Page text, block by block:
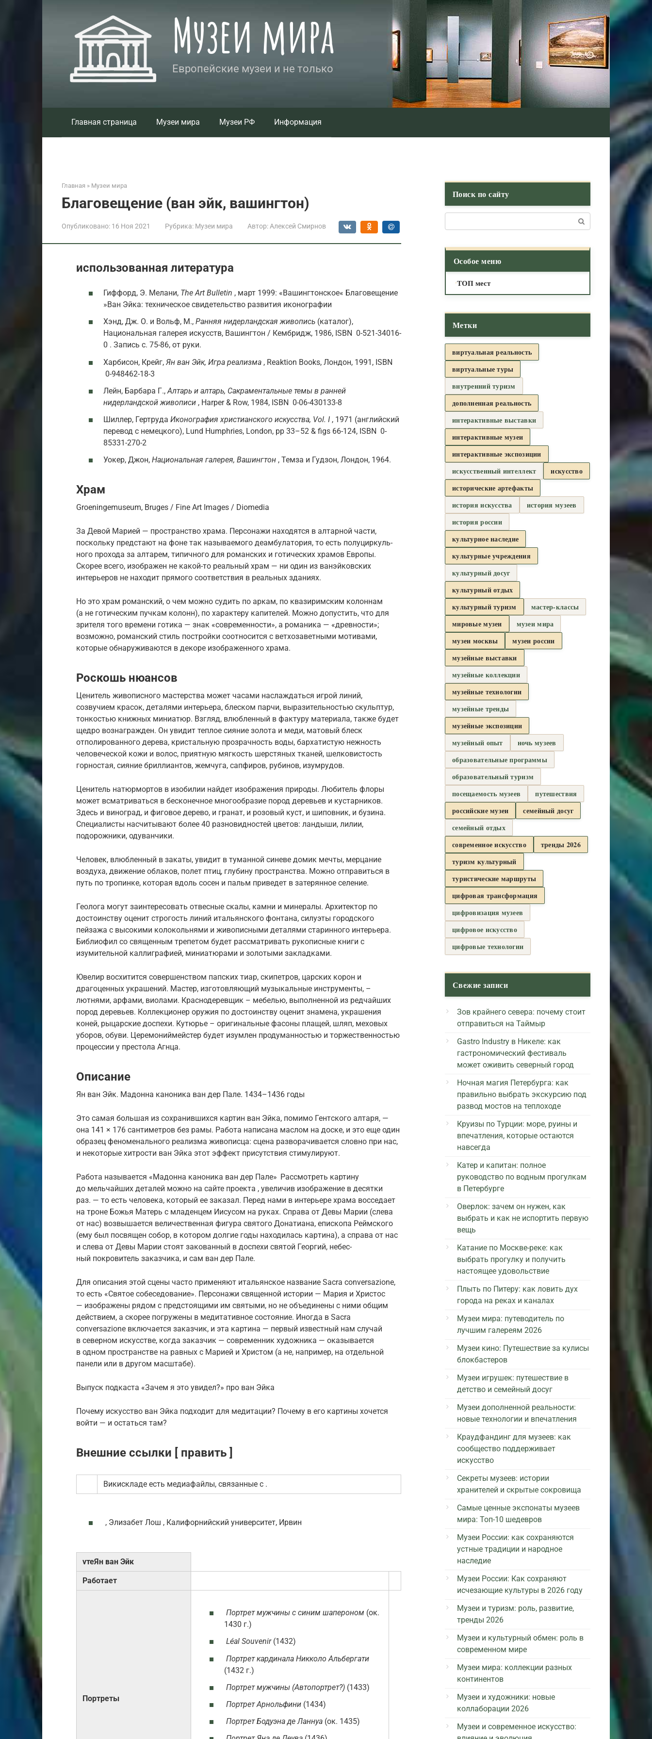
Музеи мира
Европейские музеи и не только
Главная страница Музеи мира Музеи РФ Информация
Главная » Музеи мира
Благовещение (ван эйк, вашингтон)
Опубликовано: 16 Ноя 2021 Рубрика: Музеи мира Автор: Алексей Смирнов
использованная литература
Гиффорд, Э. Мелани, The Art Bulletin , март 1999: «Вашингтонское« Благовещение
»Ван Эйка: техническое свидетельство развития иконографии
Хэнд, Дж. О. и Вольф, М., Ранняя нидерландская живопись (каталог),
Национальная галерея искусств, Вашингтон / Кембридж, 1986, ISBN 0-521-34016-
0 . Запись с. 75-86, от руки.
Харбисон, Крейг, Ян ван Эйк, Игра реализма , Reaktion Books, Лондон, 1991, ISBN
0-948462-18-3
Лейн, Барбара Г., Алтарь и алтарь, Сакраментальные темы в ранней
нидерландской живописи , Harper & Row, 1984, ISBN 0-06-430133-8
Шиллер, Гертруда Иконография христианского искусства, Vol. I , 1971 (английский
перевод с немецкого), Lund Humphries, London, pp 33–52 & figs 66-124, ISBN 0-
85331-270-2
Уокер, Джон, Национальная галерея, Вашингтон , Темза и Гудзон, Лондон, 1964.
Храм
Groeningemuseum, Bruges / Fine Art Images / Diomedia
За Девой Марией — пространство храма. Персо­нажи находятся в алтарной части,
поскольку предстают на фоне так называ­емого деамбулато­рия, то есть полуцир­куль­
ного прохода за алтарем, типичного для романских и готических храмов Европы.
Скорее всего, изображен не какой-то реаль­ный храм — ни один из ванэйковских
интерьеров не находит прямого соответствия в реальных зданиях.
Но это храм романский, о чем можно судить по аркам, по квазиримским колон­нам
(а не готи­ческим пучкам колонн), по харак­теру капителей. Можно допустить, что для
зрителя того времени готика — знак «совре­менности», а романика — «древности»;
возможно, романский стиль постройки соотносится с ветхозаветными мотивами,
которые обнаруживаются в декоре изображен­ного храма.
Роскошь нюансов
Ценитель живописного мастерства может часами наслаждаться игрой линий,
созвучием красок, деталями интерьера, блеском парчи, выразительностью скульптур,
тонкостью книжных миниатюр. Взгляд, влюбленный в фактуру материала, также будет
щедро вознагражден. Он увидит теплое сияние золота и меди, матовый блеск
отполированного дерева, кристальную прозрачность воды, бархатистую нежность
человеческой кожи и волос, приятную мягкость шерстяных тканей, шелковистость
горностая, сияние бриллиантов, жемчуга, сапфиров, рубинов, изумрудов.
Ценитель натюрмортов в изобилии найдет изображения природы. Любитель флоры
может всматриваться в бесконечное многообразие пород деревьев и кустарников.
Здесь и виноград, и фиговое дерево, и гранат, и розовый куст, и шиповник, и бузина.
Специалисты насчитывают более 40 разновидностей цветов: ландыши, лилии,
подорожники, одуванчики.
Человек, влюбленный в закаты, увидит в туманной синеве домик мечты, мерцание
воздуха, движение облаков, полет птиц, глубину пространства. Можно отправиться в
путь по тропинке, которая вдоль сосен и пальм приведет в затерянное селение.
Геолога могут заинтересовать отвесные скалы, камни и минералы. Архитектор по
достоинству оценит строгость линий итальянского фонтана, силуэты городского
пейзажа с высокими колокольнями и живописными деталями старинного интерьера.
Библиофил со священным трепетом будет рассматривать рукописные книги с
изумительной каллиграфией, миниатюрами и золотыми закладками.
Ювелир восхитится совершенством папских тиар, скипетров, царских корон и
драгоценных украшений. Мастер, изготовляющий музыкальные инструменты, –
лютнями, арфами, виолами. Краснодеревщик – мебелью, выполненной из редчайших
пород деревьев. Коллекционер оружия по достоинству оценит знамена, украшения
коней, рыцарские доспехи. Кутюрье – оригинальные фасоны плащей, шляп, меховых
уборов, обуви. Церемониймейстер будет изумлен продуманностью и торжественностью
процессии у престола Агнца.
Описание
Ян ван Эйк. Мадонна каноника ван дер Пале. 1434–1436 годы
Это самая большая из сохра­нив­шихся картин ван Эйка, поми­мо Гент­ско­го алтаря, —
она 141 × 176 сантиметров без рамы. Работа написана мас­лом на доске, и это еще один
образец феноменального реализма живописца: сцена разворачивается словно при нас,
и некоторые хитрости ван Эйка этот эффект присутствия стимулируют.
Работа называется «Мадонна каноника ван дер Пале» Рассмотреть картину
до мельчайших деталей можно на сайте проекта , увеличив изображение в десятки
раз. — то есть чело­века, который ее заказал. Перед нами в интерьере храма восседает
на троне Божья Матерь с младенцем Иисусом на руках. Справа от Девы Марии (слева
от нас) возвы­шается величественная фигура святого Донатиана, еписко­па Реймского
(ему был посвящен собор, в котором долгие годы находилась кар­тина), а справа от нас
и слева от Девы Марии стоят закованный в доспехи свя­той Георгий, небес­
ный покровитель заказчика, и сам ван дер Пале.
Для описания этой сцены часто применяют итальянское название Sacra conversazione,
то есть «Святое собеседование». Персонажи священной исто­рии — Мария и Христос
— изображены рядом с предстоящими им святы­ми, но не объединены с ними общим
действием, а скорее погружены в меди­татив­ное состояние. Иногда в Sacra
conversazione включается заказчик, и эта картина — первый известный нам случай
в северном искусстве, когда заказчик — совре­менник худож­ника — оказывается
в одном пространстве на равных с Марией и Христом (а не, например, на отдельной
панели или в другом масштабе).
Выпуск подкаста «Зачем я это увидел?» про ван Эйка
Почему искусство ван Эйка подходит для медитации? Почему в его картины хочется
войти — и остаться там?
Внешние ссылки [ править ]
Викискладе есть медиафайлы, связанные с .
, Элизабет Лош , Калифорнийский университет, Ирвин
vтеЯн ван Эйк
Работает
Портреты
Портрет мужчины с синим шапероном (ок.
1430 г.)
Léal Souvenir(1432)
Портрет кардинала Никколо Альбергати
(1432 г.)
Портрет мужчины (Автопортрет?) (1433)
Портрет Арнольфини (1434)
Портрет Бодуэна де Ланнуа (ок. 1435)
Поиск по сайту
Особое меню
ТОП мест
Метки
виртуальная реальность
виртуальные туры
внутренний туризм
дополненная реальность
интерактивные выставки
интерактивные музеи
интерактивные экспозиции
искусственный интеллект
искусство
исторические артефакты
история искусства
история музеев
история россии
культурное наследие
культурные учреждения
культурный досуг
культурный отдых
культурный туризм
мастер-классы
мировые музеи
музеи мира
музеи москвы
музеи россии
музейные выставки
музейные коллекции
музейные технологии
музейные тренды
музейные экспозиции
музейный опыт
ночь музеев
образовательные программы
образовательный туризм
посещаемость музеев
путешествия
российские музеи
семейный досуг
семейный отдых
современное искусство
тренды 2026
туризм культурный
туристические маршруты
цифровая трансформация
цифровизация музеев
цифровое искусство
цифровые технологии
Свежие записи
Зов крайнего севера: почему стоит
отправиться на Таймыр
Gastro Industry в Никеле: как
гастрономический фестиваль
может оживить северный город
Ночная магия Петербурга: как
правильно выбрать экскурсию под
развод мостов на теплоходе
Круизы по Турции: море, руины и
впечатления, которые остаются
навсегда
Катер и капитан: полное
руководство по водным прогулкам
в Петербурге
Оверлок: зачем он нужен, как
выбрать и как не испортить первую
вещь
Катание по Москве-реке: как
выбрать прогулку и получить
настоящее удовольствие
Плыть по Питеру: как ловить дух
города на реках и каналах
Музеи мира: путеводитель по
лучшим галереям 2026
Музеи кино: Путешествие за кулисы
блокбастеров
Музеи игрушек: путешествие в
детство и семейный досуг
Музеи дополненной реальности:
новые технологии и впечатления
Краудфандинг для музеев: как
сообщество поддерживает
искусство
Секреты музеев: истории
хранителей и скрытые сокровища
Самые ценные экспонаты музеев
мира: Топ-10 шедевров
Музеи России: как сохраняются
устные традиции и народное
наследие
Музеи России: Как сохраняют
исчезающие культуры в 2026 году
Музеи и туризм: роль, развитие,
тренды 2026
Музеи и культурный обмен: роль в
современном мире
Музеи мира: коллекции разных
континентов
Музеи и художники: новые
коллаборации 2026
Музеи и современное искусство: